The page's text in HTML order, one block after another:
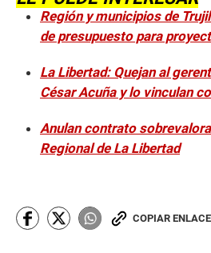
Región y municipios de
de presupuesto para
La Libertad: Quejan al
César Acuña y lo vinculan
Anulan contrato
Regional de La Libertad
COPIAR ENLACE